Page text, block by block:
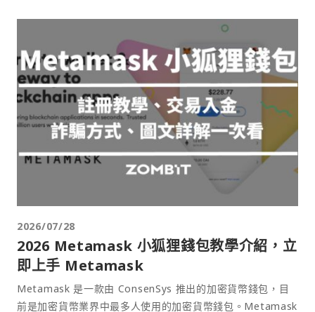
2026/07/28
2026 Metamask 小狐狸錢包教學介紹，立
即上手 Metamask
Metamask 是一款由 ConsenSys 推出的加密貨幣錢包，目
前是加密貨幣業界中最多人使用的加密貨幣錢包。Metamask